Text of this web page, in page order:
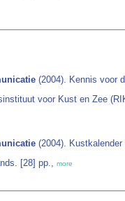
(2004). Kennis voor
voor Kust en Zee
(2004).
[28] pp., more